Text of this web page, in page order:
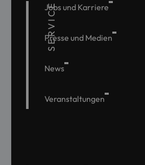
SERVICE
Jobs und Karriere
Presse und Medien
News
Veranstaltungen